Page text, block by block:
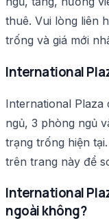
thuê. Vui lòng liên
trống và giá mới
International
International Plaza
ngủ, 3 phòng ngủ
trạng trống hiện
trên trang này để
International
ngoài không?